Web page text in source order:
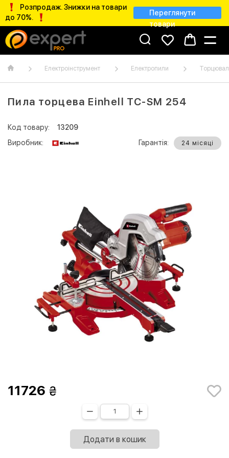
Розпродаж. Знижки на товари
до 70%.
Переглянути
товари
Електроінструмент Електропили
Пила торцева Einhell TC-SM 254
Код товару:
13209
Виробник:
Гарантія: 24 місяці
11726
Додати в кошик